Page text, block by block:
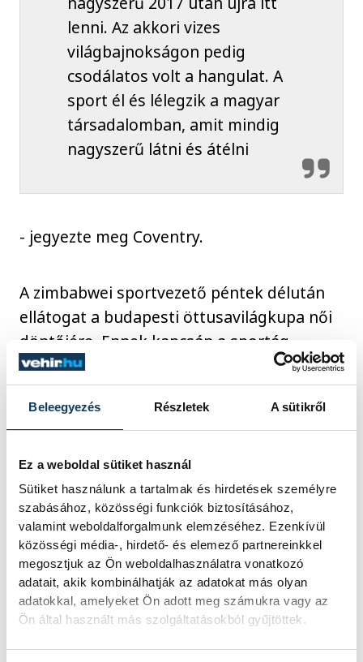
Beleegyezés Részletek A sütikről
Ez a weboldal sütiket használ
Sütiket használunk a tartalmak és hirdetések személyre
szabásához, közösségi funkciók biztosításához,
valamint weboldalforgalmunk elemzéséhez. Ezenkívül
közösségi média-, hirdető- és elemező partnereinkkel
megosztjuk az Ön weboldalhasználatra vonatkozó
adatait, akik kombinálhatják az adatokat más olyan
adatokkal, amelyeket Ön adott meg számukra vagy az
Ön által használt más szolgáltatásokból gyűjtöttek.
lenni. Az akkori vizes
világbajnokságon pedig
csodálatos volt a hangulat. A
sport él és lélegzik a magyar
társadalomban, amit mindig
nagyszerű látni és átélni
- jegyezte meg Coventry.
A zimbabwei sportvezető péntek délután
ellátogat a budapesti öttusavilágkupa női
döntőjére. Ennek kapcsán a sportág
olimpiai jövőjéről is kapott kérdést, ám
mint mondta, ez nem aktuális, mivel
jelenleg a sportágakra vonatkozó általános
feltételek kialakításának folyamatában jár
a Nemzetközi Olimpiai Bizottság, s majd
csak annak elfogadása után kezdik meg a
sportágakkal az egyeztetést.
sport ország-világ